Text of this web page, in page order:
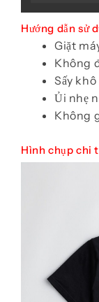
Hướng dẫn sử
Giặt
Không
Sấy
Ủi nhẹ
Không
Hình chụp chi